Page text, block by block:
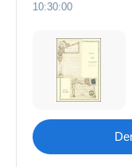
10:30:00